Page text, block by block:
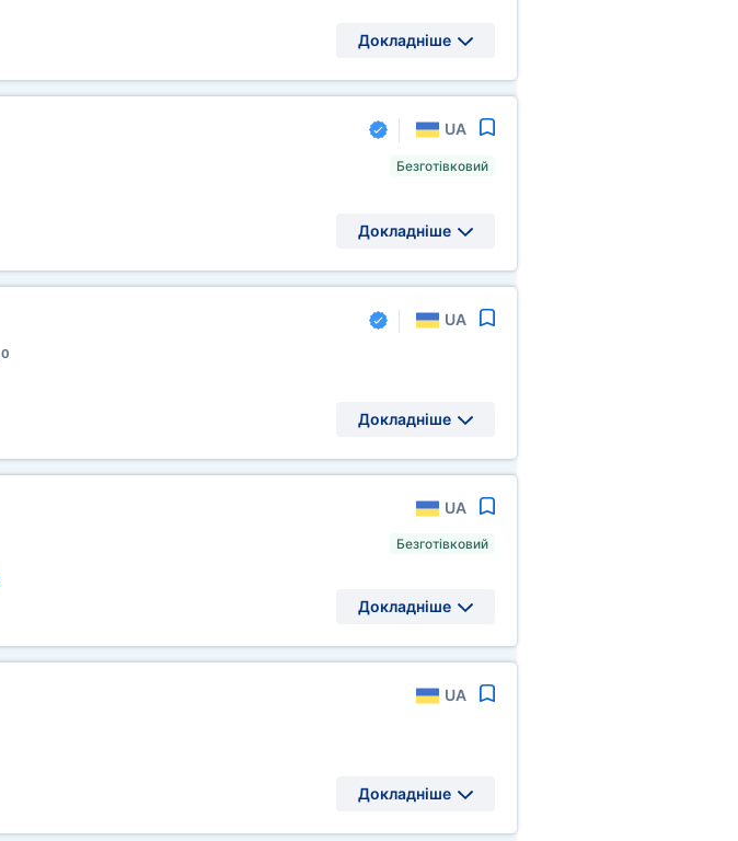
Докладніше
UA
Безготівковий
Докладніше
UA
0
Докладніше
UA
Безготівковий
Докладніше
UA
Докладніше